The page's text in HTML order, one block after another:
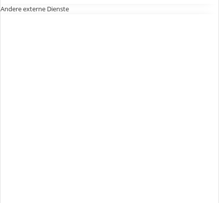
Andere externe Dienste